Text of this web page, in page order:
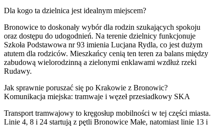
Dla kogo ta dzielnica jest idealnym miejscem?
Bronowice to doskonały wybór dla rodzin szukających spokoju
oraz dostępu do udogodnień. Na terenie dzielnicy funkcjonuje
Szkoła Podstawowa nr 93 imienia Lucjana Rydla, co jest dużym
atutem dla rodziców. Mieszkańcy cenią ten teren za balans między
zabudową wielorodzinną a zielonymi enklawami wzdłuż rzeki
Rudawy.
Jak sprawnie poruszać się po Krakowie z Bronowic?
Komunikacja miejska: tramwaje i węzeł przesiadkowy SKA
Transport tramwajowy to kręgosłup mobilności w tej części miasta.
Linie 4, 8 i 24 startują z pętli Bronowice Małe, natomiast linie 13 i